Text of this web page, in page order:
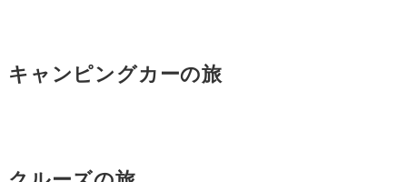
キャンピングカーの旅